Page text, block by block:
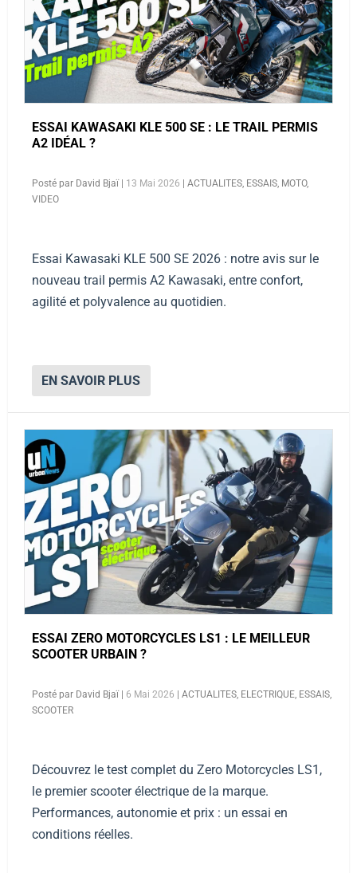
ESSAI KAWASAKI KLE 500 SE : LE TRAIL PERMIS
A2 IDÉAL ?
Posté par David Bjaï| 13 Mai 2026 ACTUALITES, ESSAIS, MOTO,
VIDEO
Essai Kawasaki KLE 500 SE 2026 : notre avis sur le
nouveau trail permis A2 Kawasaki, entre confort,
agilité et polyvalence au quotidien.
EN SAVOIR PLUS
ESSAI ZERO MOTORCYCLES LS1 : LE MEILLEUR
SCOOTER URBAIN ?
Posté par David Bjaï| 6 Mai 2026 ACTUALITES, ELECTRIQUE, ESSAIS,
SCOOTER
Découvrez le test complet du Zero Motorcycles LS1,
le premier scooter électrique de la marque.
Performances, autonomie et prix : un essai en
conditions réelles.